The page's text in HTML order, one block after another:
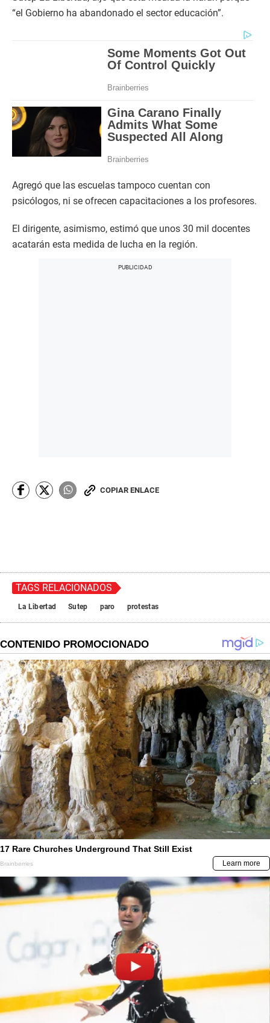
“el Gobierno ha abandonado el sector educación”.
Agregó que las escuelas tampoco cuentan con
psicólogos, ni se ofrecen capacitaciones a los profesores.
El dirigente, asimismo, estimó que unos 30 mil docentes
acatarán esta medida de lucha en la región.
COPIAR ENLACE
TAGS RELACIONADOS
La Libertad Sutep paro protestas